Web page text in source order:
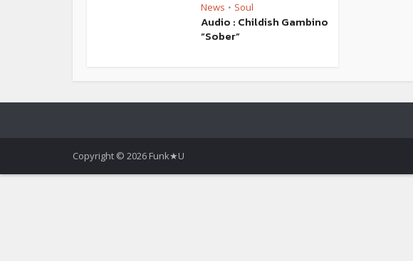
News • Soul
Audio : Childish Gambino
“Sober”
Copyright © 2026 Funk★U